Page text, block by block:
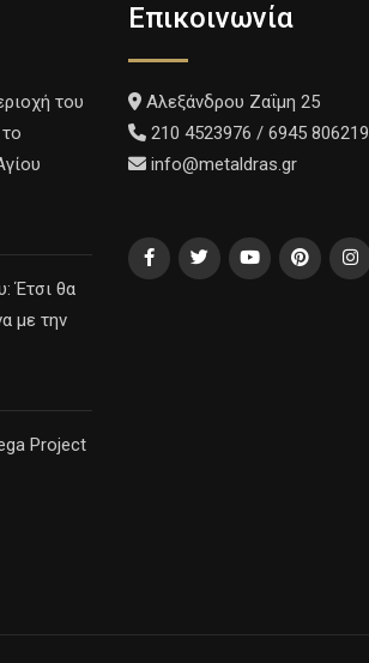
του
Έτσι θα
με την
Project
Επικοινωνία
Αλεξάνδρου Ζαΐμη 25
210 4523976 / 6945 806219
info@metaldras.gr